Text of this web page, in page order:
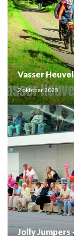
2 oktober 2025
Jolly Jumpers